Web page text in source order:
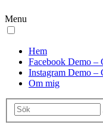
Menu
Hem
Facebook Demo –
Instagram Demo –
Om mig